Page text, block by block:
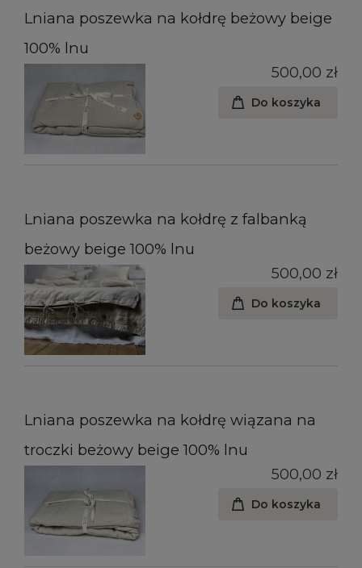
Lniana poszewka na kołdrę beżowy beige
100% lnu
500,00 zł
Do koszyka
Lniana poszewka na kołdrę z falbanką
beżowy beige 100% lnu
500,00 zł
Do koszyka
Lniana poszewka na kołdrę wiązana na
troczki beżowy beige 100% lnu
500,00 zł
Do koszyka